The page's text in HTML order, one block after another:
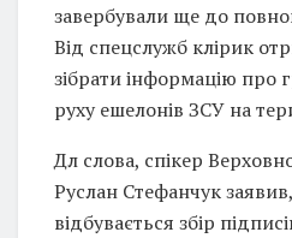
завербували ще до
Від спецслужб клірик
зібрати інформацію про
руху ешелонів ЗСУ на
Дл слова, спікер
Руслан Стефанчук
відбувається збір